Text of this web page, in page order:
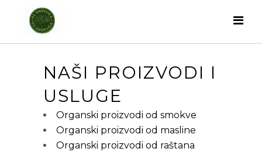
NAŠI PROIZVODI I
USLUGE
Organski proizvodi od smokve
Organski proizvodi od masline
Organski proizvodi od raštana